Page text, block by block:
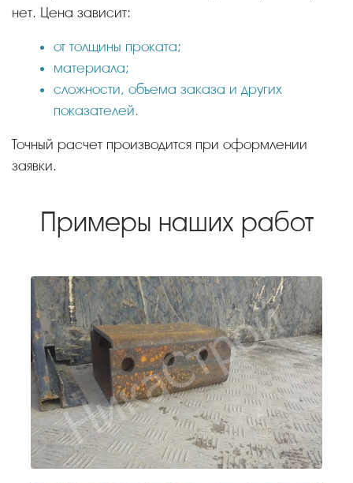
нет. Цена зависит:
от толщины проката;
материала;
сложности, объема заказа и других
показателей.
Точный расчет производится при оформлении
заявки.
Примеры наших работ